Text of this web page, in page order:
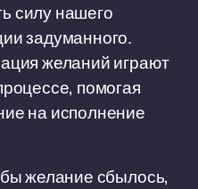
силу нашего
задуманного.
желаний играют
помогая
на исполнение
желание сбылось,